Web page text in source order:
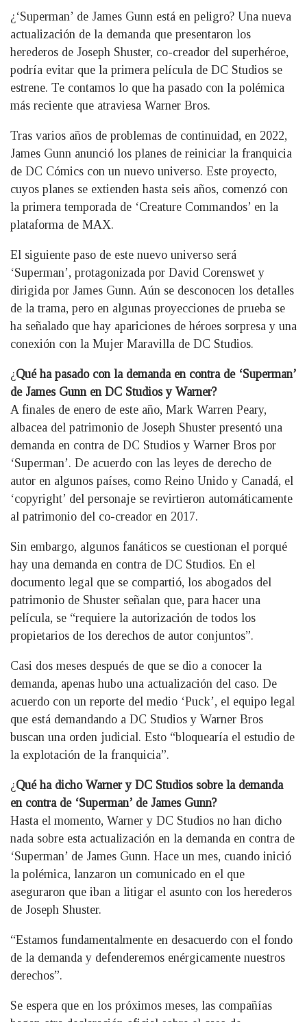
¿‘Superman’ de James Gunn está en peligro? Una nueva
actualización de la demanda que presentaron los
herederos de Joseph Shuster, co-creador del superhéroe,
podría evitar que la primera película de DC Studios se
estrene. Te contamos lo que ha pasado con la polémica
más reciente que atraviesa Warner Bros.
Tras varios años de problemas de continuidad, en 2022,
James Gunn anunció los planes de reiniciar la franquicia
de DC Cómics con un nuevo universo. Este proyecto,
cuyos planes se extienden hasta seis años, comenzó con
la primera temporada de ‘Creature Commandos’ en la
plataforma de MAX.
El siguiente paso de este nuevo universo será
‘Superman’, protagonizada por David Corenswet y
dirigida por James Gunn. Aún se desconocen los detalles
de la trama, pero en algunas proyecciones de prueba se
ha señalado que hay apariciones de héroes sorpresa y una
conexión con la Mujer Maravilla de DC Studios.
¿Qué ha pasado con la demanda en contra de ‘Superman’
de James Gunn en DC Studios y Warner?
A finales de enero de este año, Mark Warren Peary,
albacea del patrimonio de Joseph Shuster presentó una
demanda en contra de DC Studios y Warner Bros por
‘Superman’. De acuerdo con las leyes de derecho de
autor en algunos países, como Reino Unido y Canadá, el
‘copyright’ del personaje se revirtieron automáticamente
al patrimonio del co-creador en 2017.
Sin embargo, algunos fanáticos se cuestionan el porqué
hay una demanda en contra de DC Studios. En el
documento legal que se compartió, los abogados del
patrimonio de Shuster señalan que, para hacer una
película, se “requiere la autorización de todos los
propietarios de los derechos de autor conjuntos”.
Casi dos meses después de que se dio a conocer la
demanda, apenas hubo una actualización del caso. De
acuerdo con un reporte del medio ‘Puck’, el equipo legal
que está demandando a DC Studios y Warner Bros
buscan una orden judicial. Esto “bloquearía el estudio de
la explotación de la franquicia”.
¿Qué ha dicho Warner y DC Studios sobre la demanda
en contra de ‘Superman’ de James Gunn?
Hasta el momento, Warner y DC Studios no han dicho
nada sobre esta actualización en la demanda en contra de
‘Superman’ de James Gunn. Hace un mes, cuando inició
la polémica, lanzaron un comunicado en el que
aseguraron que iban a litigar el asunto con los herederos
de Joseph Shuster.
“Estamos fundamentalmente en desacuerdo con el fondo
de la demanda y defenderemos enérgicamente nuestros
derechos”.
Se espera que en los próximos meses, las compañías